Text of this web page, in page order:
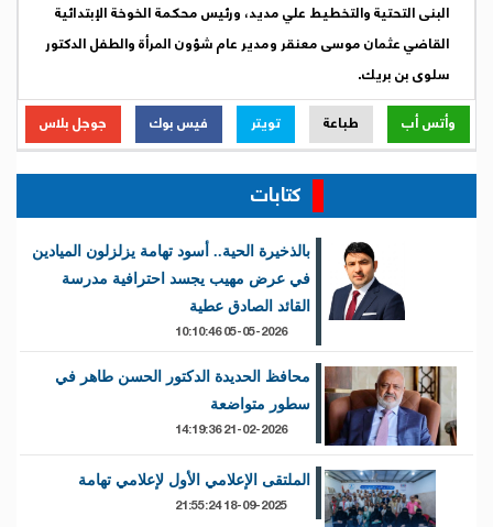
البنى التحتية والتخطيط علي مديد، ورئيس محكمة الخوخة الإبتدائية
القاضي عثمان موسى معنقر ومدير عام شؤون المرأة والطفل الدكتور
سلوى بن بريك.
وأتس أب
طباعة تويتر فيس بوك جوجل بلاس
كتابات
بالذخيرة الحية.. أسود تهامة يزلزلون الميادين
في عرض مهيب يجسد احترافية مدرسة
القائد الصادق عطية
05-05-2026 10:10:46
محافظ الحديدة الدكتور الحسن طاهر في
سطور متواضعة
21-02-2026 14:19:36
الملتقى الإعلامي الأول لإعلامي تهامة